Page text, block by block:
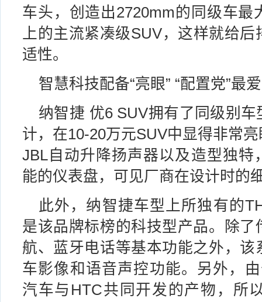
车头，创造出2720mm的同级车最
上的主流紧凑级SUV，这样就给
适性。
智慧科技配备“亮眼” “配置党”最爱
纳智捷 优6 SUV拥有了同级别
计，在10-20万元SUV中显得非常
JBL自动升降扬声器以及造型独特
能的仪表盘，可见厂商在设计时的
此外，纳智捷车型上所独有的
是该品牌标榜的科技型产品。除
航、蓝牙电话等基本功能之外，
车影像和语音声控功能。另外，
汽车与HTC共同开发的产物，所